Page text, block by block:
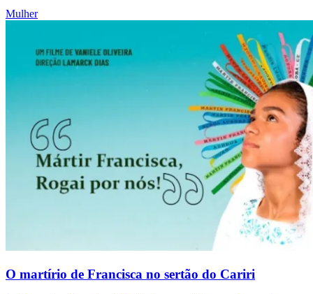
Mulher
O martírio de Francisca no sertão do Cariri